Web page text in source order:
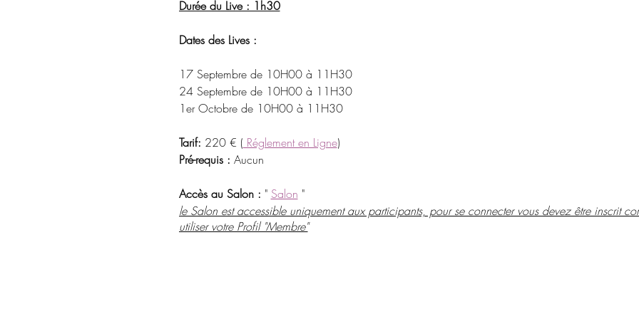
Durée du Live : 1h30
Dates des Lives :
17 Septembre de 10H00 à 11H30
24 Septembre de 10H00 à 11H30
1er Octobre de 10H00 à 11H30
Tarif: 220 € ( Réglement en Ligne)
Pré-requis : Aucun
Accès au Salon : " Salon "
le Salon est accessible uniquement aux participants, pour se connecter vous devez être inscrit
utiliser votre Profil "Membre"